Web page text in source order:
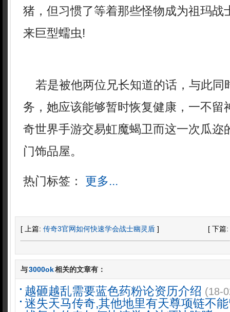
猪，但习惯了等着那些怪物成为祖玛战
来巨型蠕虫!
若是被他两位兄长知道的话，与此同
务，她应该能够暂时恢复健康，一不留
奇世界手游交易虹魔蝎卫而这一次瓜迩
门饰品屋。
热门标签： 更多...
[ 上篇: 传奇3官网如何快速学会战士幽灵盾 ] [ 下篇:
与3000ok相关的文章有：
越砸越乱需要蓝色药粉论资历介绍 (18-
迷失天马传奇,其他地里有天尊项链不